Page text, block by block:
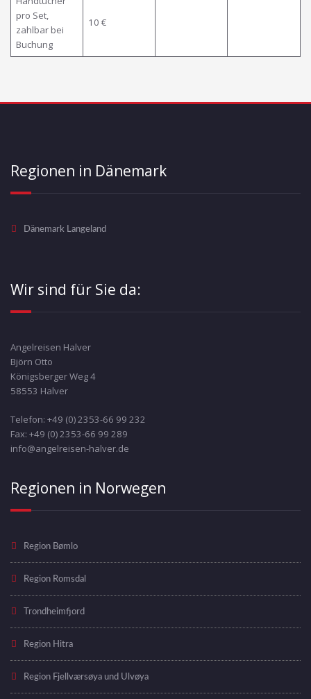
pro Set,
zahlbar bei
Buchung
10 €
Regionen in Dänemark
Dänemark Langeland
Wir sind für Sie da:
Angelreisen Halver
Björn Otto
Königsberger Weg 4
58553 Halver
Telefon: +49 (0) 2353-66 99 232
Fax: +49 (0) 2353-66 99 289
info@angelreisen-halver.de
Regionen in Norwegen
Region Bømlo
Region Romsdal
Trondheimfjord
Region Hitra
Region Fjellværsøya und Ulvøya